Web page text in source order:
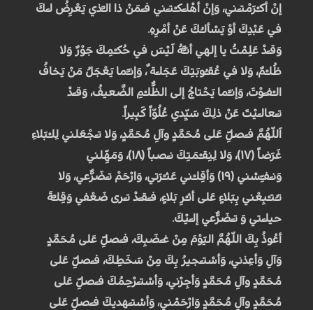
إنْ أكـْرَمْتـَني، وَإنْ أهْلـَكـْتـَني فـَمَنْ ذا الـَّذي يَعْرِضُ لـَكَ
في عَبْدِكَ أوْ يَسْألـُكَ عَنْ أمْرِهِ.
وَقـَدْ عَلِمْتُ يا إلهي أنـَّّهُ لَيْسَ في حُكـْمِكَ جَوْرٌ وَلا
ظُلـْمٌ، وَلا في عُقـُوبَتِكَ عَجَلـَة ٌ، وَإنـَّما يَعْجَلُ مَنْ يَخافُ
الـْفـَوْتَ، وَإنـَّما يَحْتاجُ إلى الظُّلـْمِ الضَّعيفُ، وَقـَدْ
تـَعالـَيْتَ عَنْ ذلِكَ سَيِّدي عُلُوّاً كَبِيراً.
اَللّهُمَّ فـَصَلِّ عَلى مُحَمَّدٍ وآلِ مُحَمَّدٍ، وَلا تـَجْعَلني لِلـْبَلاءِ
غَرَضاً (۱۷)، وَلا لِنِقـْمَتِكَ نـَصَباً (۱۸)، وَمَهِّلني
وَنـَفـِّسْني (۱۹) وَأقِلـْني عَثـْرَتي، وَارْحَمْ تـَضَرُّعي، وَلا
تـُتـْبِعْني بِبَلاءٍ عَلى أثـْرِ بَلاءٍ، فـَقـَدْ تـَرى ضَعْفي وَقِلـَّةَ
حيلـَتي وَ تـَضَرُّعي إلـَيْكَ.
أعُوذُ بِكَ اللّهُمَّ اليَوْمَ مِنْ غـَضَبِكَ، فـَصَلِّ عَلى مُحَمَّدٍ
وَآلِ وَأعِذني، وَأسْتـَجيرُ بِكَ مِنْ سَخَطِكَ، فـَصَلِّ عَلى
مُحَمَّدٍ وآلِ مُحَمَّدٍ وَأجِرْني، وَأسْتـَرْحِمُكَ فـَصَلِّ عَلى
مُحَمَّدٍ وآلِ مُحَمَّدٍ وَارْحَمْني، وَأسْتـَهديكَ فـَصَلِّ عَلى